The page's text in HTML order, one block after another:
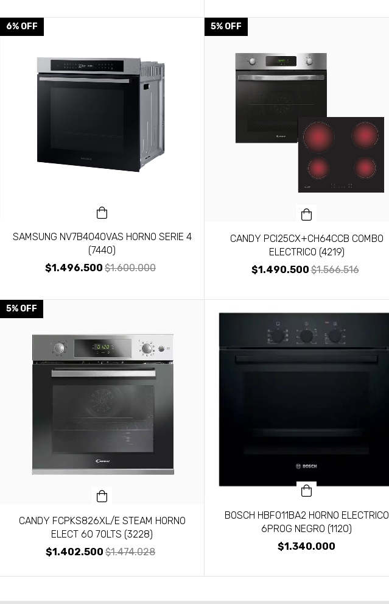
6% OFF
SAMSUNG NV7B4040VAS HORNO SERIE 4
(7440)
$1.496.500 $1.600.000
5% OFF
CANDY PCI25CX+CH64CCB COMBO
ELECTRICO (4219)
$1.490.500$1.566.516
5% OFF
CANDY FCPKS826XL/E STEAM HORNO
ELECT 60 70LTS (3228)
$1.402.500 $1.474.028
BOSCH HBF011BA2 HORNO ELECTRICO
6PROG NEGRO (1120)
$1.340.000